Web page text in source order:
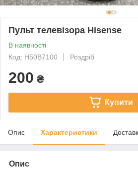
Пульт телевізора Hisense
В наявності
Код: H50B7100
Роздріб
200 ₴
Купити
Опис Характеристики
Опис